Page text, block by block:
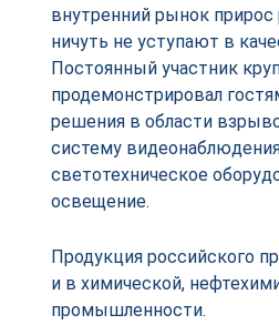
внутренний рынок
ничуть не уступают в
Постоянный участник
продемонстрировал
решения в области
систему
светотехническое
освещение.
Продукция российского
и в химической,
промышленности.